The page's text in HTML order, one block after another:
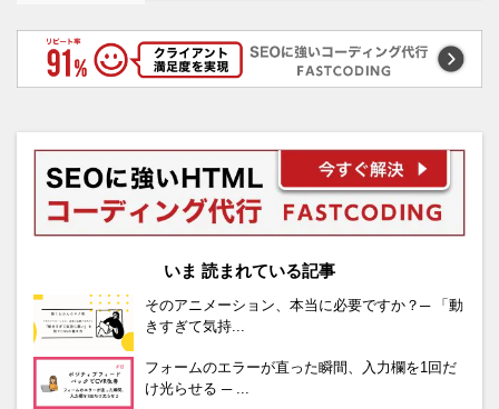
いま 読まれている記事
そのアニメーション、本当に必要ですか？─ 「動
きすぎて気持...
フォームのエラーが直った瞬間、入力欄を1回だ
け光らせる ─ ...